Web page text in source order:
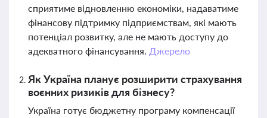
сприятиме відновленню економіки, надаватиме
фінансову підтримку підприємствам, які мають
потенціал розвитку, але не мають доступу до
адекватного фінансування. Джерело
Як Україна планує розширити страхування
воєнних ризиків для бізнесу?
Україна готує бюджетну програму компенсації